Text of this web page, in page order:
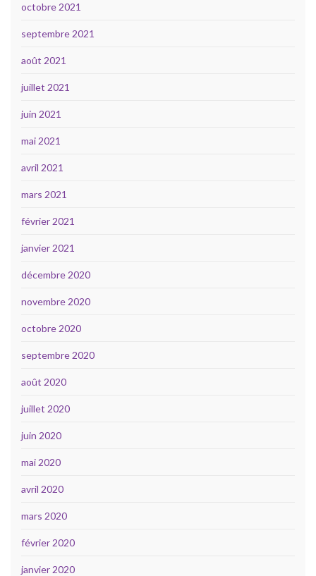
octobre 2021
septembre 2021
août 2021
juillet 2021
juin 2021
mai 2021
avril 2021
mars 2021
février 2021
janvier 2021
décembre 2020
novembre 2020
octobre 2020
septembre 2020
août 2020
juillet 2020
juin 2020
mai 2020
avril 2020
mars 2020
février 2020
janvier 2020